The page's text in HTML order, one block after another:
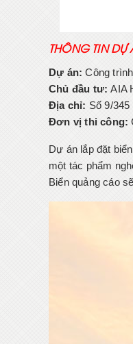
THÔNG TIN DỰ
Dự án: Công
Chủ đầu tư:AIA
Địa chỉ: Số 9/
Đơn vị thi công:
Dự án lắp đặt
một tác phẩm
Biển quảng cáo